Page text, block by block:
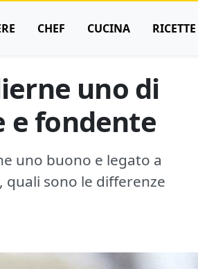
CHEF CUCINA RICETTE
uno di
e fondente
uno buono e legato a
sono le differenze